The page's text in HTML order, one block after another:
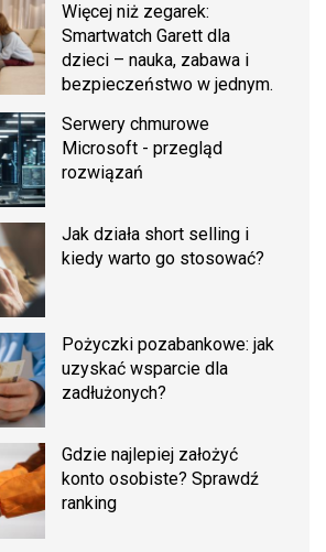
Więcej niż zegarek:
Smartwatch Garett dla
dzieci – nauka, zabawa i
bezpieczeństwo w jednym.
Serwery chmurowe
Microsoft - przegląd
rozwiązań
Jak działa short selling i
kiedy warto go stosować?
Pożyczki pozabankowe: jak
uzyskać wsparcie dla
zadłużonych?
Gdzie najlepiej założyć
konto osobiste? Sprawdź
ranking